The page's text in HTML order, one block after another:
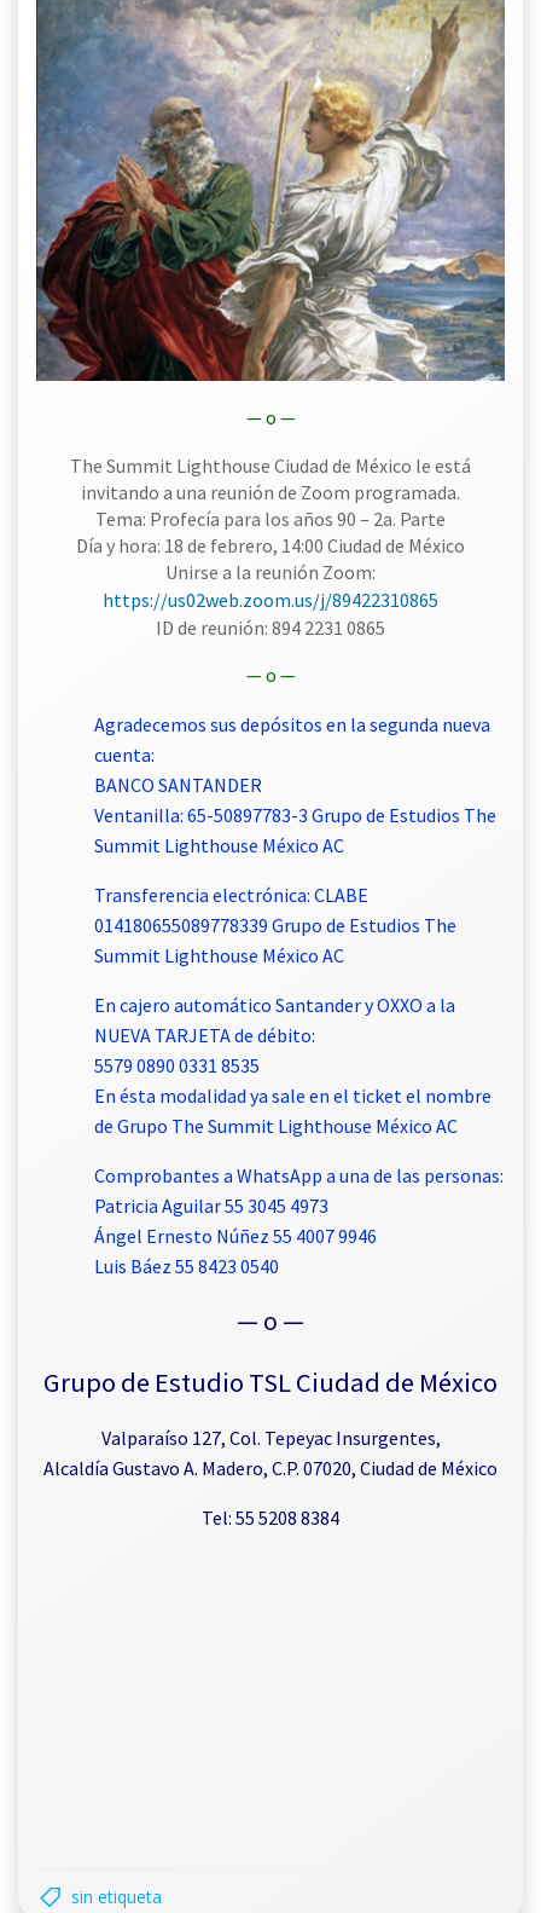
— o —
The Summit Lighthouse Ciudad de México le está
invitando a una reunión de Zoom programada.
Tema: Profecía para los años 90 – 2a. Parte
Día y hora: 18 de febrero, 14:00 Ciudad de México
Unirse a la reunión Zoom:
https://us02web.zoom.us/j/89422310865
ID de reunión: 894 2231 0865
— o —
Agradecemos sus depósitos en la segunda nueva
cuenta:
BANCO SANTANDER
Ventanilla: 65-50897783-3 Grupo de Estudios The
Summit Lighthouse México AC
Transferencia electrónica: CLABE
014180655089778339 Grupo de Estudios The
Summit Lighthouse México AC
En cajero automático Santander y OXXO a la
NUEVA TARJETA de débito:
5579 0890 0331 8535
En ésta modalidad ya sale en el ticket el nombre
de Grupo The Summit Lighthouse México AC
Comprobantes a WhatsApp a una de las personas:
Patricia Aguilar 55 3045 4973
Ángel Ernesto Núñez 55 4007 9946
Luis Báez 55 8423 0540
— o —
Grupo de Estudio TSL Ciudad de México
Valparaíso 127, Col. Tepeyac Insurgentes,
Alcaldía Gustavo A. Madero, C.P. 07020, Ciudad de México
Tel: 55 5208 8384
sin etiqueta